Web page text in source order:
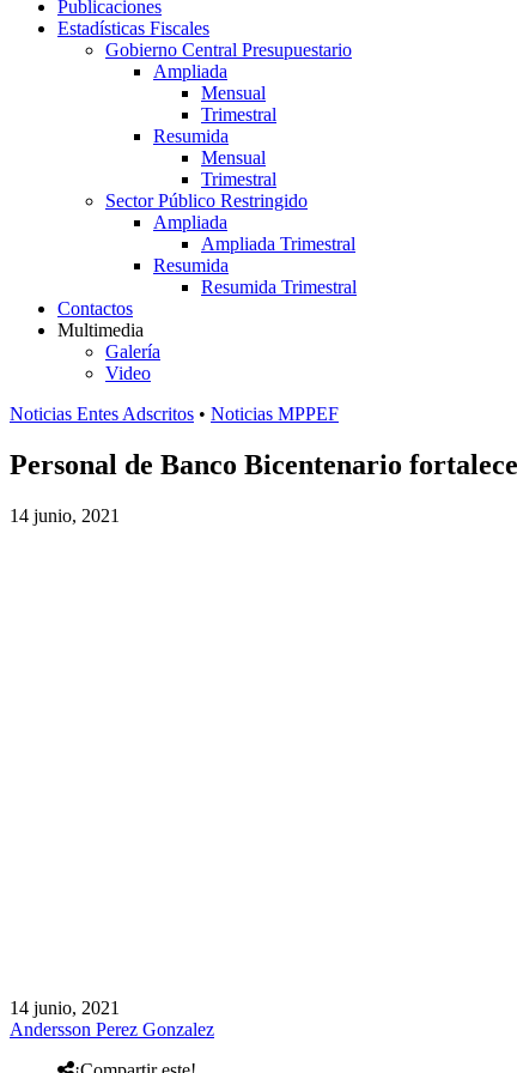
Publicaciones
Estadísticas Fiscales
Gobierno Central Presupuestario
Ampliada
Mensual
Trimestral
Resumida
Mensual
Trimestral
Sector Público Restringido
Ampliada
Ampliada Trimestral
Resumida
Resumida Trimestral
Contactos
Multimedia
Galería
Video
Noticias Entes Adscritos • Noticias MPPEF
Personal de Banco Bicentenario
14 junio, 2021
14 junio, 2021
Andersson Perez Gonzalez